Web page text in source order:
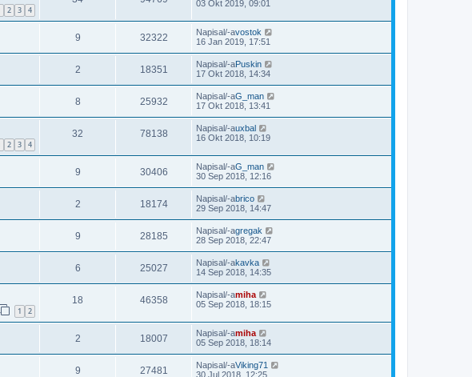
2 3 4
03 Okt 2019, 09:01
9 32322 Napisal/-avostok
16 Jan 2019, 17:51
2 18351 Napisal/-aPuskin
17 Okt 2018, 14:34
8 25932 Napisal/-aG_man
17 Okt 2018, 13:41
2 3 4
32 78138 Napisal/-auxbal
16 Okt 2018, 10:19
9 30406 Napisal/-aG_man
30 Sep 2018, 12:16
2 18174 Napisal/-abrico
29 Sep 2018, 14:47
9 28185 Napisal/-agregak
28 Sep 2018, 22:47
6 25027 Napisal/-akavka
14 Sep 2018, 14:35
1 2
18 46358 Napisal/-amiha
05 Sep 2018, 18:15
2 18007 Napisal/-amiha
05 Sep 2018, 18:14
9 27481 Napisal/-aViking71
30 Jul 2018, 12:25